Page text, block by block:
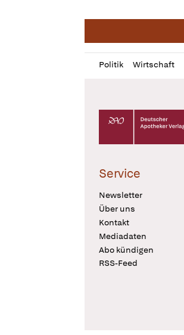
Politik Wirtschaft
Profil
öffnen
Daz
Pur
Deutscher
Service
Newsletter
Über uns
Kontakt
Mediadaten
Abo kündigen
RSS-Feed